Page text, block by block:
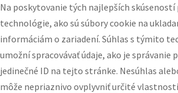
Na poskytovanie tých najlepších skúseností
technológie, ako sú súbory cookie na
informáciám o zariadení. Súhlas s týmito
umožní spracovávať údaje, ako je správanie
jedinečné ID na tejto stránke. Nesúhlas
môže nepriaznivo ovplyvniť určité